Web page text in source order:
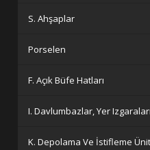
S. Ahşaplar
Porselen
F. Açık Büfe Hatları
I. Davlumbazlar, Yer
K. Depolama Ve İstifleme